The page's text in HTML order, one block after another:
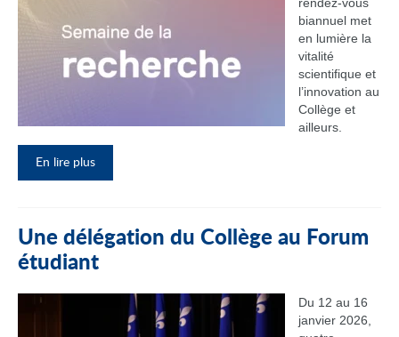
biannuel met
en lumière la
vitalité
scientifique et
l’innovation au
Collège et
ailleurs.
En lire plus
Une délégation du Collège au Forum
étudiant
Du 12 au 16
janvier 2026,